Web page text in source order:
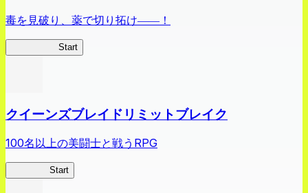
毒を見破り、薬で切り拓け――！
Start
クイーンズブレイドリミットブレイク
100名以上の美闘士と戦うRPG
Start